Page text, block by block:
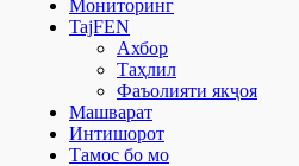
Мониторинг
TajFEN
Ахбор
Таҳлил
Фаъолияти якҷоя
Машварат
Интишорот
Тамос бо мо